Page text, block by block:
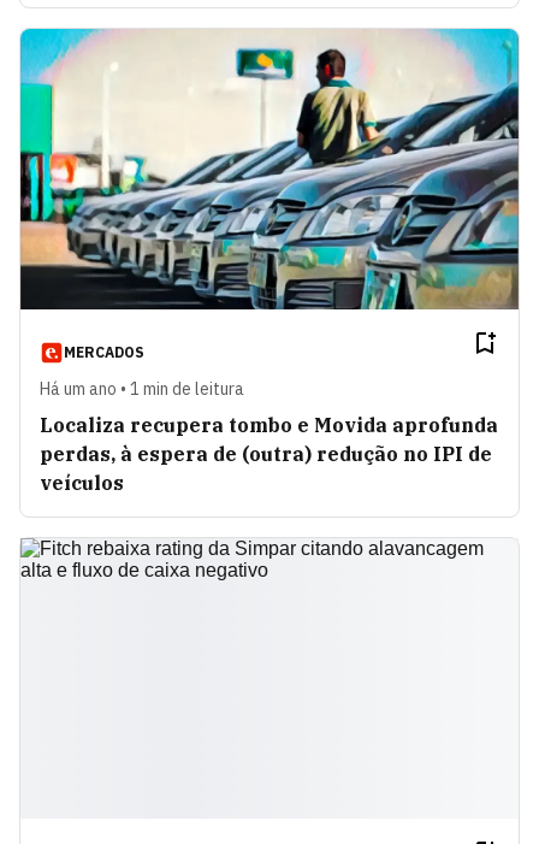
MERCADOS
Há um ano • 1 min de leitura
Localiza recupera tombo e Movida aprofunda
perdas, à espera de (outra) redução no IPI de
veículos